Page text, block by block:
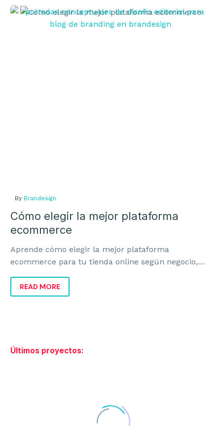
Cómo
elegir
By Brandesign
Cómo elegir la mejor plataforma
ecommerce
Aprende cómo elegir la mejor plataforma
ecommerce para tu tienda online según negocio,
READ MORE
Últimos proyectos: